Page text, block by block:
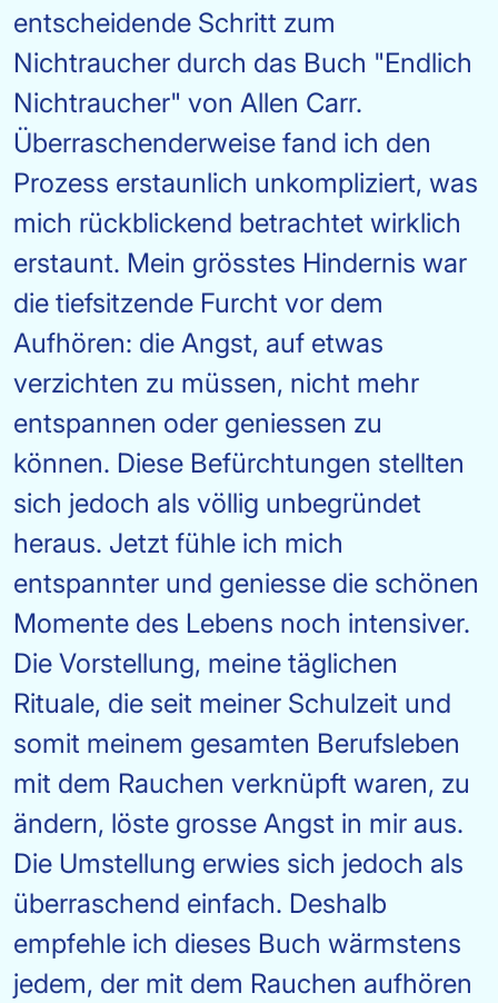
entscheidende Schritt zum
Nichtraucher durch das Buch "Endlich
Nichtraucher" von Allen Carr.
Überraschenderweise fand ich den
Prozess erstaunlich unkompliziert, was
mich rückblickend betrachtet wirklich
erstaunt. Mein grösstes Hindernis war
die tiefsitzende Furcht vor dem
Aufhören: die Angst, auf etwas
verzichten zu müssen, nicht mehr
entspannen oder geniessen zu
können. Diese Befürchtungen stellten
sich jedoch als völlig unbegründet
heraus. Jetzt fühle ich mich
entspannter und geniesse die schönen
Momente des Lebens noch intensiver.
Die Vorstellung, meine täglichen
Rituale, die seit meiner Schulzeit und
somit meinem gesamten Berufsleben
mit dem Rauchen verknüpft waren, zu
ändern, löste grosse Angst in mir aus.
Die Umstellung erwies sich jedoch als
überraschend einfach. Deshalb
empfehle ich dieses Buch wärmstens
jedem, der mit dem Rauchen aufhören